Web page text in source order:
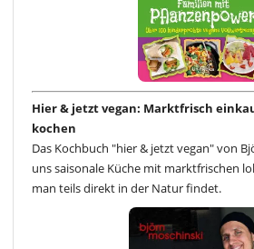
Hier & jetzt vegan: Marktfrisch
kochen
Das Kochbuch "hier & jetzt vegan" von
uns saisonale Küche mit marktfrischen
man teils direkt in der Natur findet.